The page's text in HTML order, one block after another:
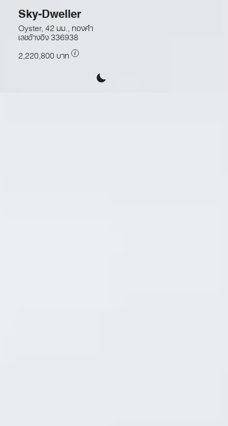
Sky-Dweller
Oyster, 42 มม., ทองคำ
เลขอ้างอิง336938
2,220,800 บาท